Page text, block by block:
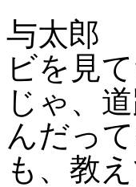
与太郎
ビを見
じゃ、
んだっ
も、教